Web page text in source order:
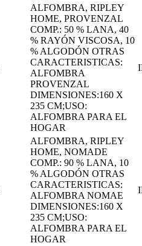
ALFOMBRA, RIPLEY
HOME, PROVENZAL
COMP.: 50 % LANA, 40
% RAYÓN VISCOSA, 10
% ALGODÓN OTRAS
CARACTERISTICAS:
ALFOMBRA
PROVENZAL
DIMENSIONES:160 X
235 CM;USO:
ALFOMBRA PARA EL
HOGAR
ALFOMBRA, RIPLEY
HOME, NOMADE
COMP.: 90 % LANA, 10
% ALGODÓN OTRAS
CARACTERISTICAS:
ALFOMBRA NOMAE
DIMENSIONES:160 X
235 CM;USO:
ALFOMBRA PARA EL
HOGAR